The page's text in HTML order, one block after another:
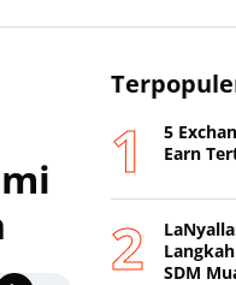
5
Earn
SDM